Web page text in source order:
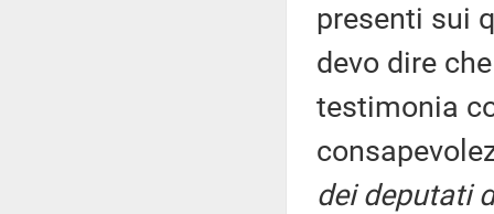
presenti sui
devo dire
testimonia
dei deputati